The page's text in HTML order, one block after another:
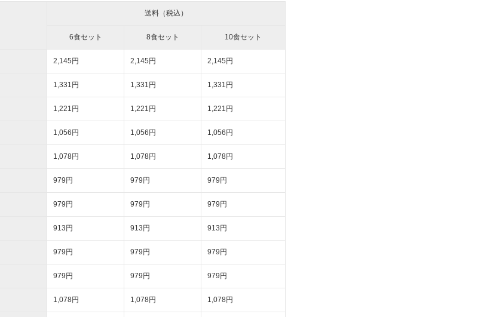
送料（税込）
6食セット 8食セット 10食セット
2,145円 2,145円 2,145円
1,331円 1,331円 1,331円
1,221円 1,221円 1,221円
1,056円 1,056円 1,056円
1,078円 1,078円 1,078円
979円 979円 979円
979円 979円 979円
913円 913円 913円
979円 979円 979円
979円 979円 979円
1,078円 1,078円 1,078円